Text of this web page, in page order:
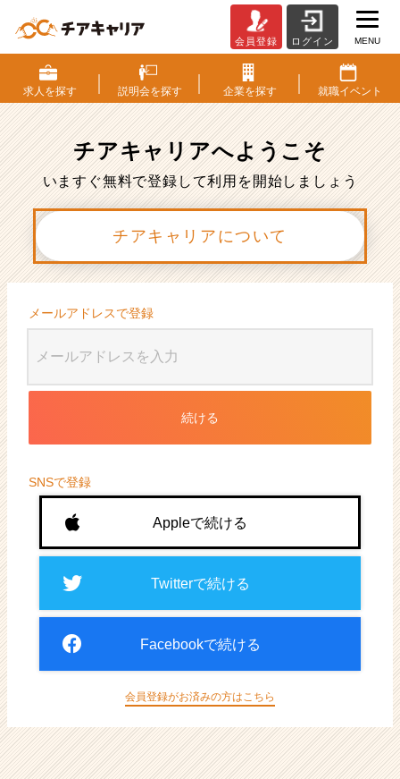
員
登
録
ベ
ン
チ
ャ
成
企
か
ら
ス
カ
ウ
届
活
サ
ト
ア
キ
リ
ア
会員登録 ログイン MENU
求人を探す 説明会を探す 企業を探す 就職イベント
チアキャリアへようこそ
いますぐ無料で登録して利用を開始しましょう
チアキャリアについて
メールアドレスで登録
続ける
SNSで登録
Appleで続ける
Twitterで続ける
Facebookで続ける
会員登録がお済みの方はこちら